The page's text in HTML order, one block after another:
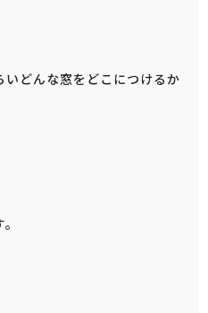
どんな窓をどこにつけるか